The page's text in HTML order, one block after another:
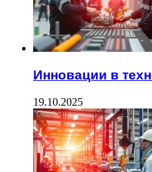
Инновации в
19.10.2025